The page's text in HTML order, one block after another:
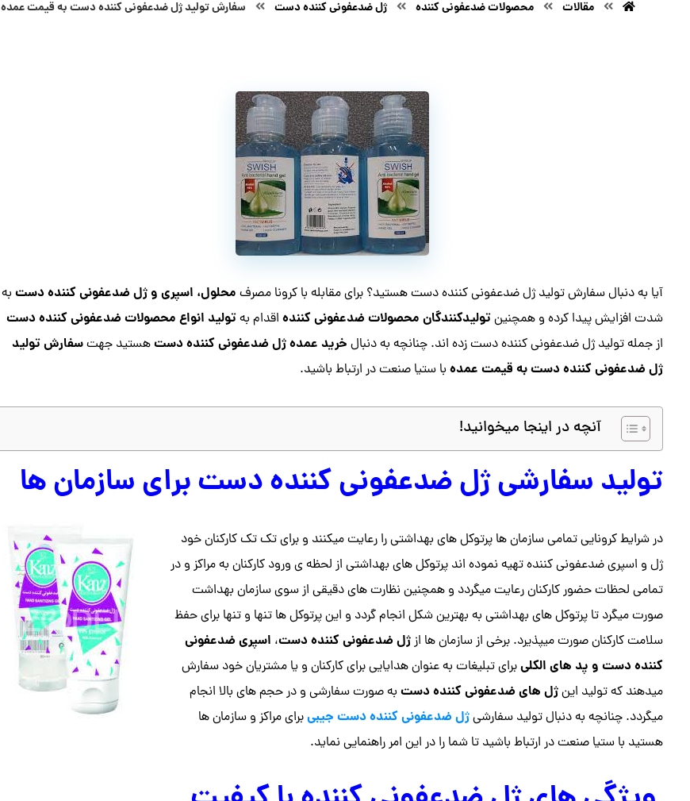
مقالات محصولات ضدعفونی کننده ژل ضدعفونی کننده دست سفارش تولید ژل ضدعفونی کننده دست به قیمت عمده
آیا به دنبال سفارش تولید ژل ضدعفونی کننده دست هستید؟ برای مقابله با کرونا مصرفمحلول، اسپری و ژل ضدعفونی کننده دستبه
شدت افزایش پیدا کرده و همچنینتولیدکنندگان محصولات ضدعفونی کنندهاقدام بهتولید انواع محصولات ضدعفونی کننده دست
از جمله تولید ژل ضدعفونی کننده دست زده اند. چنانچه به دنبال خرید عمده ژل ضدعفونی کننده دستهستید جهتسفارش تولید
ژل ضدعفونی کننده دست به قیمت عمدهبا ستیا صنعت در ارتباط باشید.
آنچه در اینجا میخوانید!
تولید سفارشی ژل ضدعفونی کننده دست برای سازمان ها
در شرایط کرونایی تمامی سازمان ها پرتوکل های بهداشتی را رعایت میکنند و برای تک تک کارکنان خود
ژل و اسپری ضدعفونی کننده تهیه نموده اند پرتوکل های بهداشتی از لحظه ی ورود کارکنان به مراکز و در
تمامی لحظات حضور کارکنان رعایت میگردد و همچنین نظارت های دقیقی از سوی سازمان بهداشت
صورت میگرد تا پرتوکل های بهداشتی به بهترین شکل انجام گردد و این پرتوکل ها تنها و تنها برای حفظ
سلامت کارکنان صورت میپذیرد. برخی از سازمان ها ازژل ضدعفونی کننده دست، اسپری ضدعفونی
کننده دست و پد های الکلیبرای تبلیغات به عنوان هدایایی برای کارکنان و یا مشتریان خود سفارش
میدهند که تولید اینژل های ضدعفونی کننده دستبه صورت سفارشی و در حجم های بالا انجام
میگردد. چنانچه به دنبال تولید سفارشیژل ضدعفونی کننده دست جیبیبرای مراکز و سازمان ها
هستید با ستیا صنعت در ارتباط باشید تا شما را در این امر راهنمایی نماید.